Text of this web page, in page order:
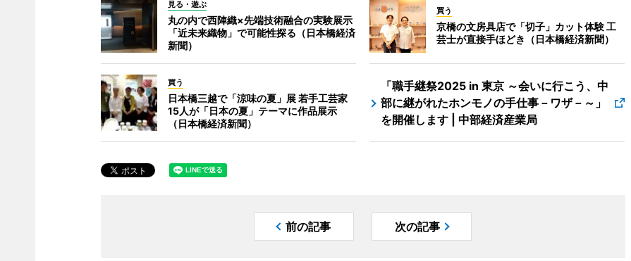
見る・遊ぶ
丸の内で西陣織×先端技術融合の実験展示
「近未来織物」で可能性探る（日本橋経済
新聞）
買う
京橋の文房具店で「切子」カット体験 工
芸士が直接手ほどき（日本橋経済新聞）
買う
日本橋三越で「涼味の夏」展 若手工芸家
15人が「日本の夏」テーマに作品展示
（日本橋経済新聞）
「職手継祭2025 in 東京 ～会いに行こう、中
部に継がれたホンモノの手仕事－ワザ－～」
を開催します | 中部経済産業局
前の記事 次の記事